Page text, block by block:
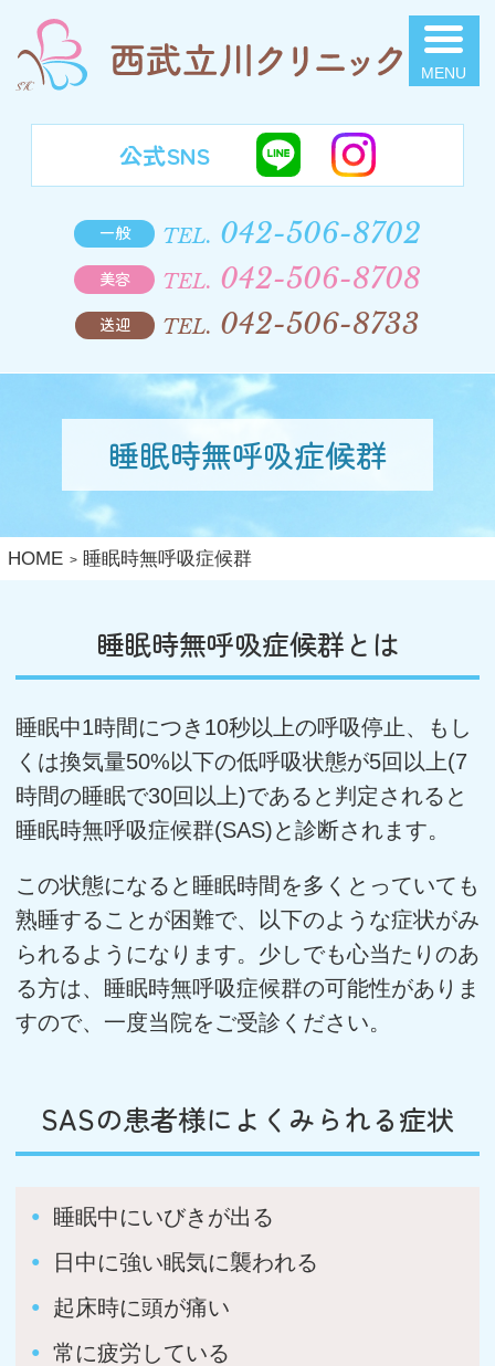
西武立川クリニック
公式SNS
一般 TEL. 042-506-8702
美容 TEL. 042-506-8708
送迎 TEL. 042-506-8733
睡眠時無呼吸症候群
HOME 睡眠時無呼吸症候群
睡眠時無呼吸症候群とは
睡眠中1時間につき10秒以上の呼吸停止、もし
くは換気量50%以下の低呼吸状態が5回以上(7
時間の睡眠で30回以上)であると判定されると
睡眠時無呼吸症候群(SAS)と診断されます。
この状態になると睡眠時間を多くとっていても
熟睡することが困難で、以下のような症状がみ
られるようになります。少しでも心当たりのあ
る方は、睡眠時無呼吸症候群の可能性がありま
すので、一度当院をご受診ください。
SASの患者様によくみられる症状
睡眠中にいびきが出る
日中に強い眠気に襲われる
起床時に頭が痛い
常に疲労している